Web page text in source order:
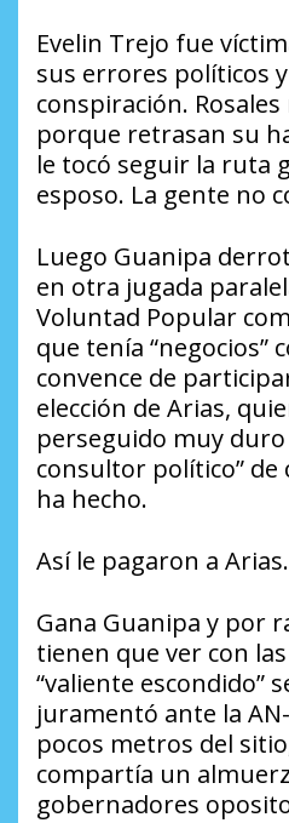
Evelin Trejo fue
sus errores políticos
conspiración.
porque retrasan su
le tocó seguir la ruta
esposo. La gente no
Luego Guanipa
en otra jugada
Voluntad Popular
que tenía “negocios”
convence de
elección de Arias,
perseguido muy
consultor político” de
ha hecho.
Así le pagaron a Arias.
Gana Guanipa y por
tienen que ver con
“valiente escondido”
juramentó ante la
pocos metros del
compartía un
gobernadores